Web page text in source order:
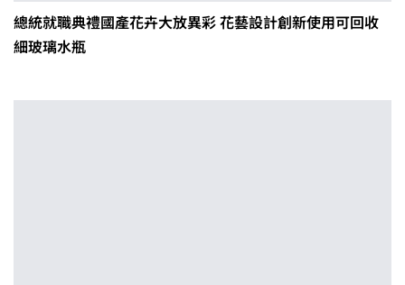
總統就職典禮國產花卉大放異彩 花藝設計創新使用可回收
細玻璃水瓶